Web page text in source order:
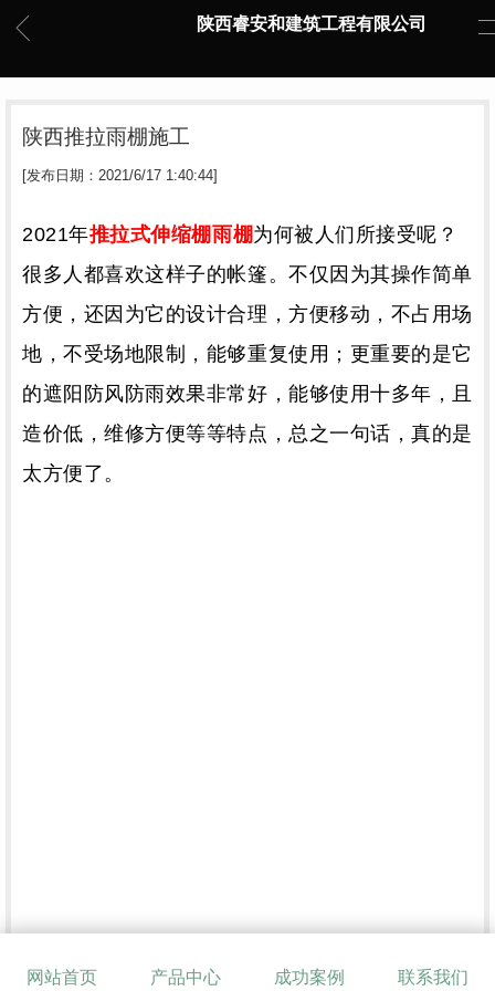
陕西睿安和建筑工程有限公司
陕西推拉雨棚施工
[发布日期：2021/6/17 1:40:44]
2021年推拉式伸缩棚雨棚为何被人们所接受呢？
很多人都喜欢这样子的帐篷。不仅因为其操作简单
方便，还因为它的设计合理，方便移动，不占用场
地，不受场地限制，能够重复使用；更重要的是它
的遮阳防风防雨效果非常好，能够使用十多年，且
造价低，维修方便等等特点，总之一句话，真的是
太方便了。
网站首页 产品中心 成功案例 联系我们